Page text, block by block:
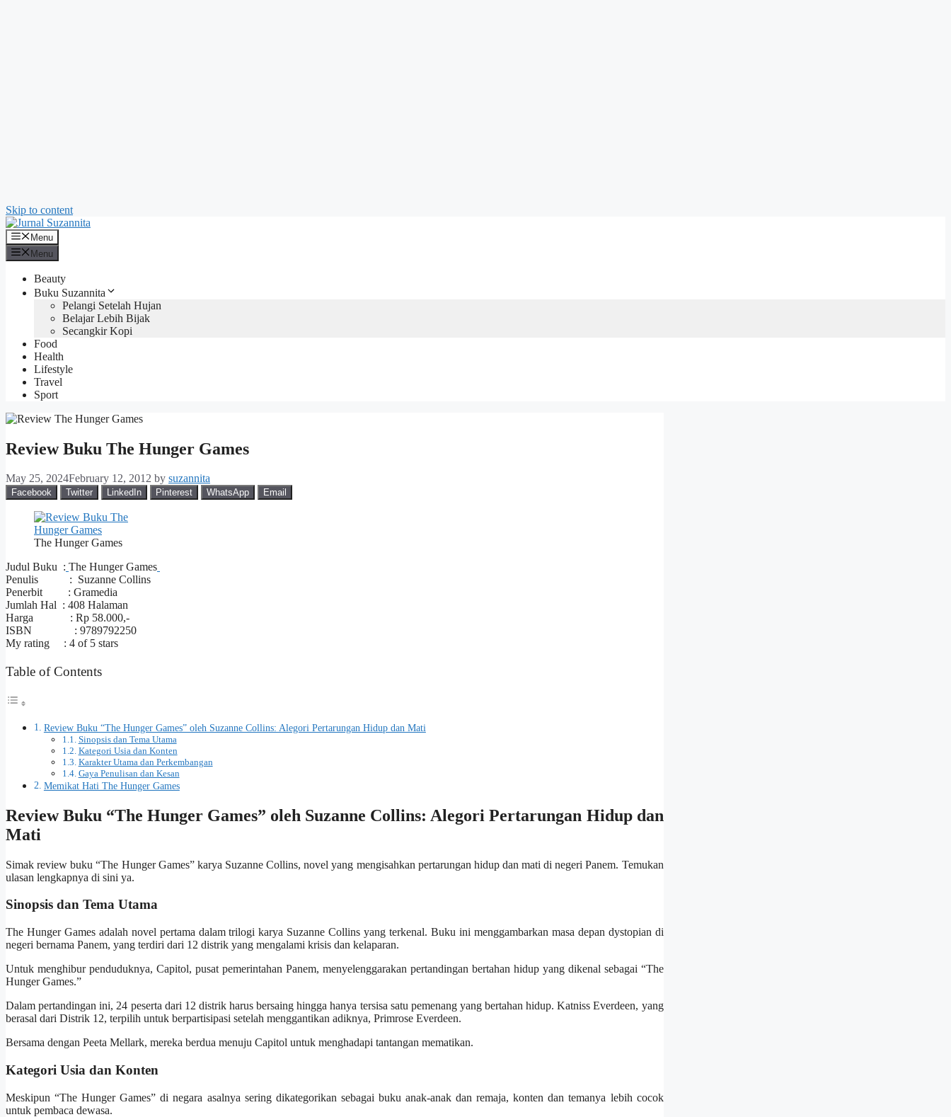
Skip to content
Menu
Menu
Beauty
Buku Suzannita
Pelangi Setelah Hujan
Belajar Lebih Bijak
Secangkir Kopi
Food
Health
Lifestyle
Travel
Sport
Review Buku The Hunger Games
May 25, 2024February 12, 2012 by suzannita
Facebook Twitter LinkedIn Pinterest WhatsApp Email
The Hunger Games
Judul Buku : The Hunger Games
Penulis : Suzanne Collins
Penerbit : Gramedia
Jumlah Hal : 408 Halaman
Harga : Rp 58.000,-
ISBN : 9789792250
My rating : 4 of 5 stars
Table of Contents
Review Buku “The Hunger Games” oleh Suzanne Collins: Alegori Pertarungan Hidup dan Mati
Sinopsis dan Tema Utama
Kategori Usia dan Konten
Karakter Utama dan Perkembangan
Gaya Penulisan dan Kesan
Memikat Hati The Hunger Games
Review Buku “The Hunger Games” oleh Suzanne Collins: Alegori Pertarungan Hidup dan
Mati
Simak review buku “The Hunger Games” karya Suzanne Collins, novel yang mengisahkan pertarungan hidup dan mati di negeri Panem. Temukan
ulasan lengkapnya di sini ya.
Sinopsis dan Tema Utama
The Hunger Games adalah novel pertama dalam trilogi karya Suzanne Collins yang terkenal. Buku ini menggambarkan masa depan dystopian di
negeri bernama Panem, yang terdiri dari 12 distrik yang mengalami krisis dan kelaparan.
Untuk menghibur penduduknya, Capitol, pusat pemerintahan Panem, menyelenggarakan pertandingan bertahan hidup yang dikenal sebagai “The
Hunger Games.”
Dalam pertandingan ini, 24 peserta dari 12 distrik harus bersaing hingga hanya tersisa satu pemenang yang bertahan hidup. Katniss Everdeen, yang
berasal dari Distrik 12, terpilih untuk berpartisipasi setelah menggantikan adiknya, Primrose Everdeen.
Bersama dengan Peeta Mellark, mereka berdua menuju Capitol untuk menghadapi tantangan mematikan.
Kategori Usia dan Konten
Meskipun “The Hunger Games” di negara asalnya sering dikategorikan sebagai buku anak-anak dan remaja, konten dan temanya lebih cocok
untuk pembaca dewasa.